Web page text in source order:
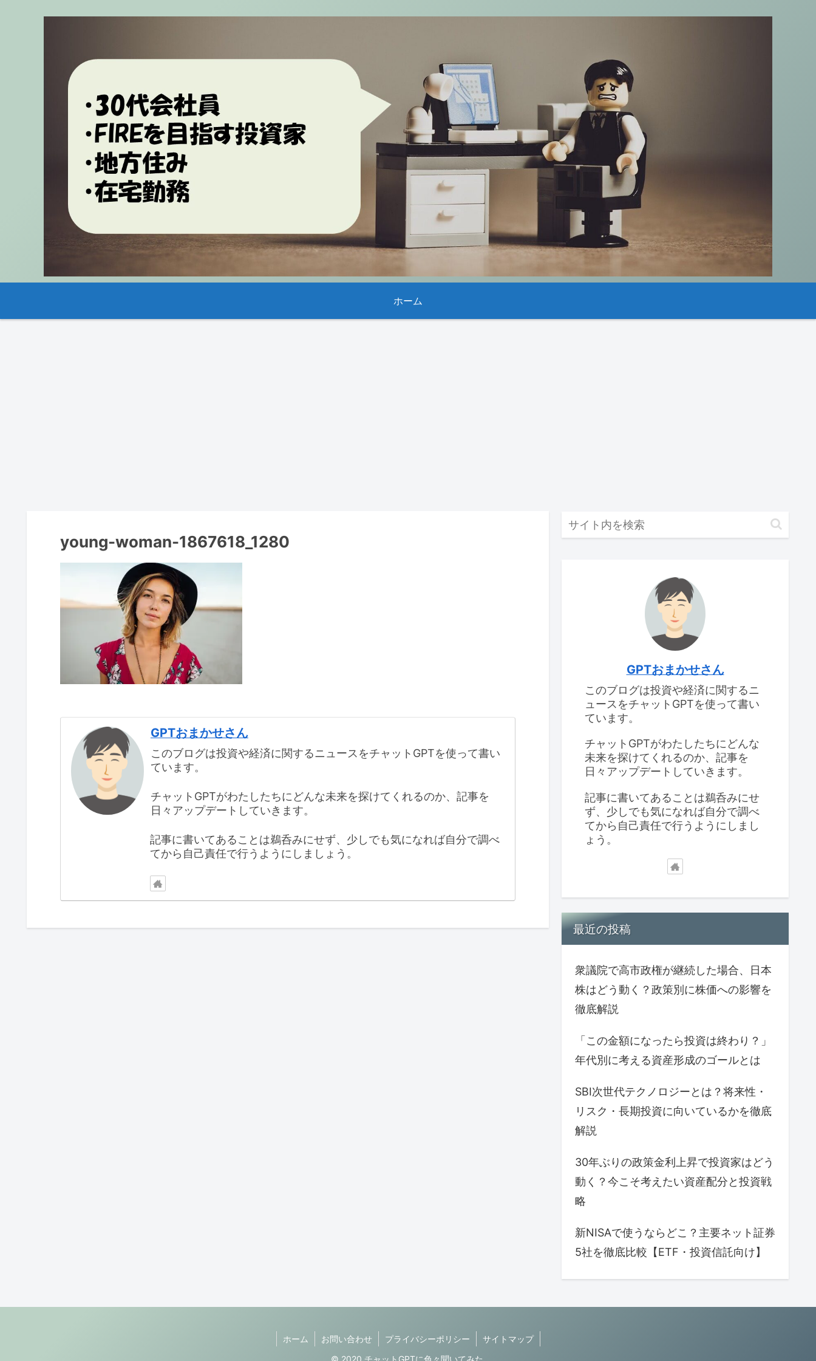
ホーム
young-woman-1867618_1280
GPTおまかせさん
このブログは投資や経済に関するニュースをチャットGPTを使って書い
ています。
チャットGPTがわたしたちにどんな未来を探けてくれるのか、記事を
日々アップデートしていきます。
記事に書いてあることは鵜呑みにせず、少しでも気になれば自分で調べ
てから自己責任で行うようにしましょう。
GPTおまかせさん
このブログは投資や経済に関するニ
ュースをチャットGPTを使って書い
ています。
チャットGPTがわたしたちにどんな
未来を探けてくれるのか、記事を
日々アップデートしていきます。
記事に書いてあることは鵜呑みにせ
ず、少しでも気になれば自分で調べ
てから自己責任で行うようにしまし
ょう。
最近の投稿
衆議院で高市政権が継続した場合、日本
株はどう動く？政策別に株価への影響を
徹底解説
「この金額になったら投資は終わり？」
年代別に考える資産形成のゴールとは
SBI次世代テクノロジーとは？将来性・
リスク・長期投資に向いているかを徹底
解説
30年ぶりの政策金利上昇で投資家はどう
動く？今こそ考えたい資産配分と投資戦
略
新NISAで使うならどこ？主要ネット証券
5社を徹底比較【ETF・投資信託向け】
ホーム お問い合わせ プライバシーポリシー
サイトマップ